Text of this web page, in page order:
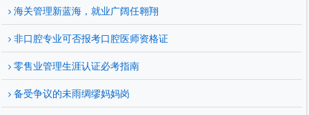
海关管理新蓝海，就业广阔任翱翔
非口腔专业可否报考口腔医师资格证
零售业管理生涯认证必考指南
备受争议的未雨绸缪妈妈岗